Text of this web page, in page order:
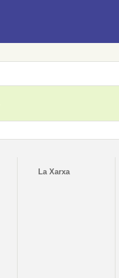
La Xarxa